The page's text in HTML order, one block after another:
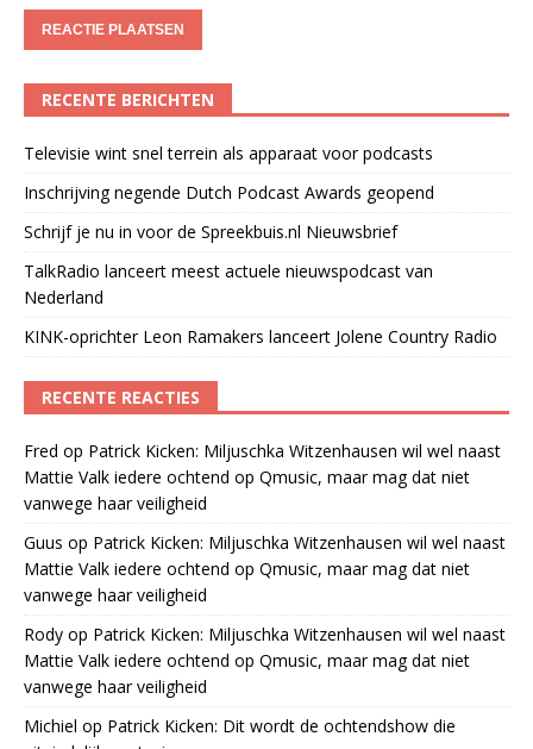
RECENTE BERICHTEN
Televisie wint snel terrein als apparaat voor podcasts
Inschrijving negende Dutch Podcast Awards geopend
Schrijf je nu in voor de Spreekbuis.nl Nieuwsbrief
TalkRadio lanceert meest actuele nieuwspodcast van
Nederland
KINK-oprichter Leon Ramakers lanceert Jolene Country Radio
RECENTE REACTIES
Fred op Patrick Kicken: Miljuschka Witzenhausen wil wel naast
Mattie Valk iedere ochtend op Qmusic, maar mag dat niet
vanwege haar veiligheid
Guus op Patrick Kicken: Miljuschka Witzenhausen wil wel naast
Mattie Valk iedere ochtend op Qmusic, maar mag dat niet
vanwege haar veiligheid
Rody op Patrick Kicken: Miljuschka Witzenhausen wil wel naast
Mattie Valk iedere ochtend op Qmusic, maar mag dat niet
vanwege haar veiligheid
Michiel op Patrick Kicken: Dit wordt de ochtendshow die